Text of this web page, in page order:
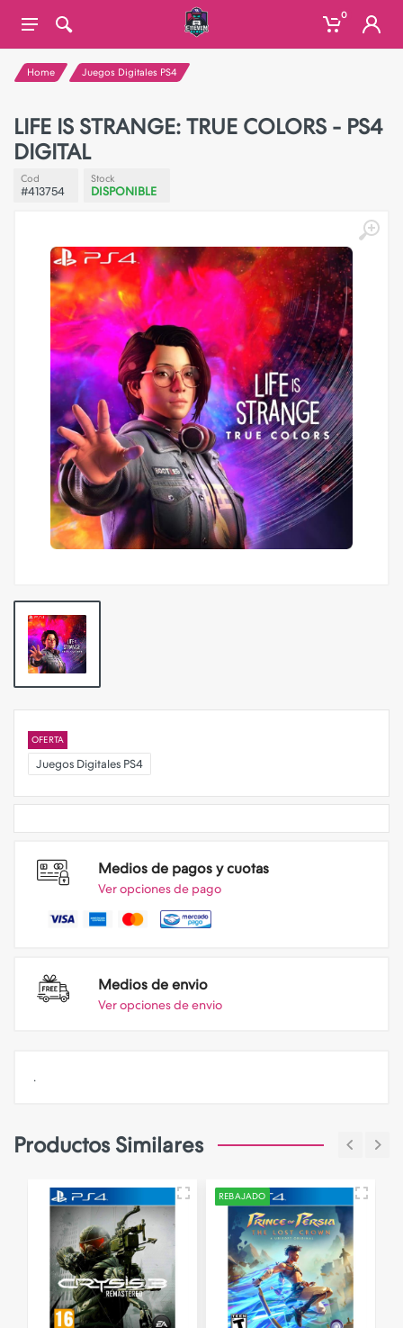
0
Home Juegos Digitales PS4
LIFE IS STRANGE: TRUE COLORS - PS4
DIGITAL
Cod
#413754
Stock
DISPONIBLE
OFERTA
Juegos Digitales PS4
Medios de pagos y cuotas
Ver opciones de pago
Medios de envio
Ver opciones de envio
.
Productos Similares
REBAJADO